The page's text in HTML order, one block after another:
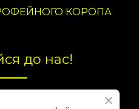
КОРОПА
до нас!